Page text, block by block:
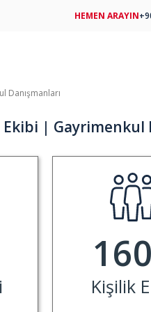
Danışmanları
| Gayrimenkul
160
Kişilik
HEMEN ARAYIN